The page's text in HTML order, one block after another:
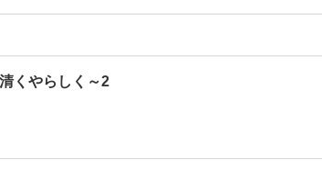
くやらしく～2